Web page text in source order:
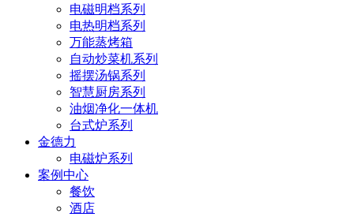
电磁明档系列
电热明档系列
万能蒸烤箱
自动炒菜机系列
摇摆汤锅系列
智慧厨房系列
油烟净化一体机
台式炉系列
金德力
电磁炉系列
案例中心
餐饮
酒店